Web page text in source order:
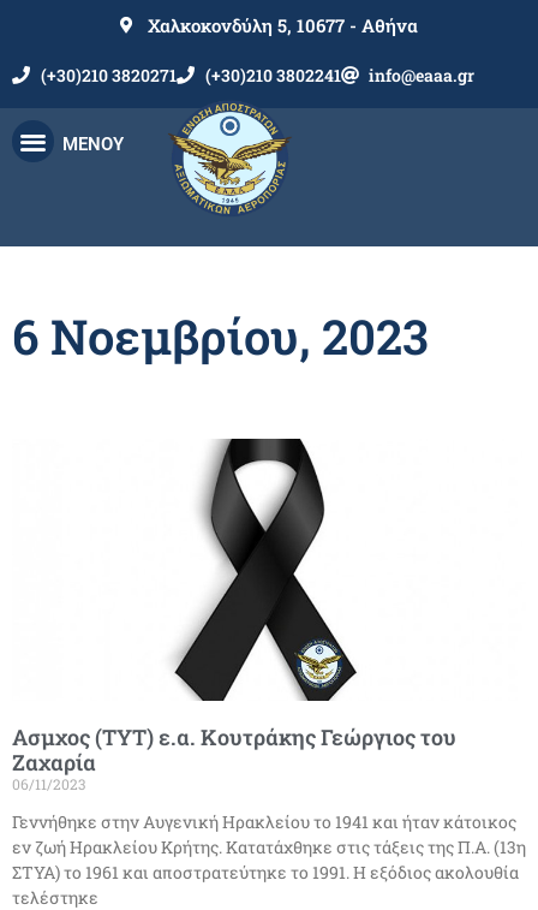
Χαλκοκονδύλη 5, 10677 - Αθήνα
(+30)210 3820271 (+30)210 3802241 info@eaaa.gr
ΜΕΝΟΥ
6 Νοεμβρίου, 2023
Ασμχος (ΤΥΤ) ε.α. Κουτράκης Γεώργιος του
Ζαχαρία
06/11/2023
Γεννήθηκε στην Αυγενική Ηρακλείου το 1941 και ήταν κάτοικος
εν ζωή Ηρακλείου Κρήτης. Κατατάχθηκε στις τάξεις της Π.Α. (13η
ΣΤΥΑ) το 1961 και αποστρατεύτηκε το 1991. Η εξόδιος ακολουθία
τελέστηκε